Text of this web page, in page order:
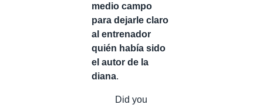
medio campo
para dejarle claro
al entrenador
quién había sido
el autor de la
diana.
Did you